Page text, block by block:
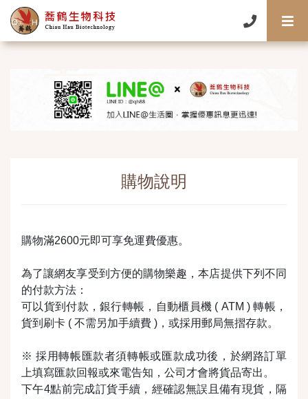
購物說明
購物滿2600元即可享免運費優惠。
為了讓網友享受到方便的購物樂趣，本店提供下列不同
的付款方法：
可以貨到付款，銀行轉帳，自動櫃員機 ( ATM ) 轉帳，
貨到刷卡 ( 不需另加手續費 )，或採用郵局無摺存款。
※ 採用轉帳匯款者須轉帳或匯款成功後，於網路訂單
上填寫匯款回報或來電告知，公司才會將貨品寄出。
下午4點前完成訂貨手續，經確認無誤且備有現貨，隔